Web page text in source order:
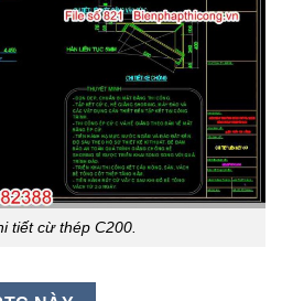
tiết cừ thép C200.